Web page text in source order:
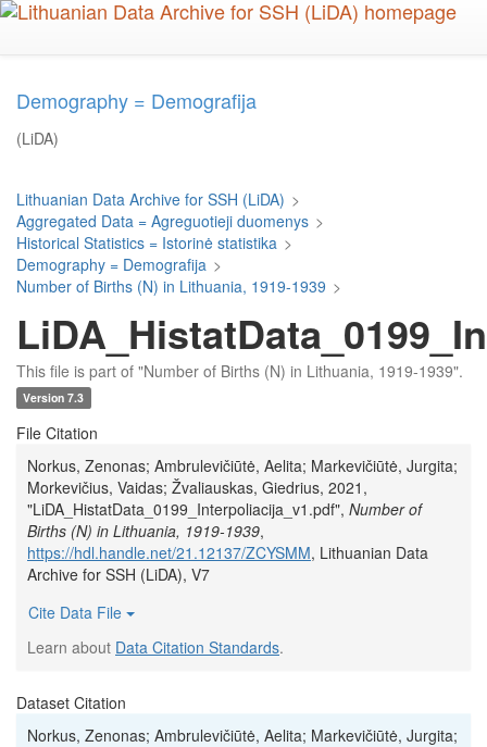
Skip
Demography = Demografija
(LiDA)
Lithuanian Data Archive for SSH (LiDA) >
Aggregated Data = Agreguotieji duomenys >
Historical Statistics = Istorinė statistika >
Demography = Demografija >
Number of Births (N) in Lithuania, 1919-1939 >
This file is part of "Number of Births (N) in Lithuania, 1919-1939".
Version 7.3
File Citation
Norkus, Zenonas; Ambrulevičiūtė, Aelita; Markevičiūtė, Jurgita;
Morkevičius, Vaidas; Žvaliauskas, Giedrius, 2021,
"LiDA_HistatData_0199_Interpoliacija_v1.pdf", Number of
Births (N) in Lithuania, 1919-1939,
https://hdl.handle.net/21.12137/ZCYSMM, Lithuanian Data
Archive for SSH (LiDA), V7
Cite Data File
Learn about Data Citation Standards.
Dataset Citation
Norkus, Zenonas; Ambrulevičiūtė, Aelita; Markevičiūtė, Jurgita;